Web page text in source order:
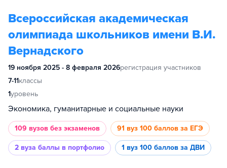
Всероссийская академическая
олимпиада школьников имени В.И.
Вернадского
19 ноября 2025 - 8 февраля 2026регистрация участников
7-11классы
1уровень
Экономика, гуманитарные и социальные науки
109 вузов без экзаменов 91 вуз 100 баллов за ЕГЭ
2 вуза баллы в портфолио 1 вуз 100 баллов за ДВИ